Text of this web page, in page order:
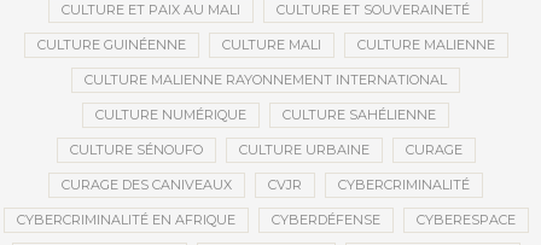
CULTURE ET PAIX AU MALI CULTURE ET SOUVERAINETÉ
CULTURE GUINÉENNE CULTURE MALI CULTURE MALIENNE
CULTURE MALIENNE RAYONNEMENT INTERNATIONAL
CULTURE NUMÉRIQUE CULTURE SAHÉLIENNE
CULTURE SÉNOUFO CULTURE URBAINE CURAGE
CURAGE DES CANIVEAUX CVJR CYBERCRIMINALITÉ
CYBERCRIMINALITÉ EN AFRIQUE CYBERDÉFENSE CYBERESPACE